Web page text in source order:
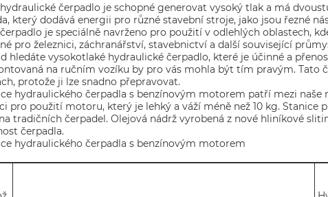
čerpadlo je schopné generovat vysoký tlak a má
který dodává energii pro různé stavební stroje, jako jsou řezné
je speciálně navrženo pro použití v odlehlých oblastech,
pro železnici, záchranářství, stavebnictví a další související
hledáte vysokotlaké hydraulické čerpadlo, které je účinné a
na ručním vozíku by pro vás mohla být tím pravým. Tato
protože ji lze snadno přepravovat.
hydraulického čerpadla s benzínovým motorem patří mezi
pro použití motoru, který je lehký a váží méně než 10 kg.
tradičních čerpadel. Olejová nádrž vyrobená z nové hliníkové
čerpadla.
hydraulického čerpadla s benzínovým motorem